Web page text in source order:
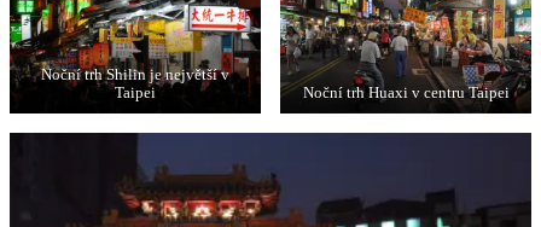
Noční trh Shilin je největší v
Taipei
Noční trh Huaxi v centru Taipei